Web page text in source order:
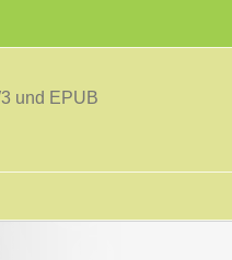
und EPUB